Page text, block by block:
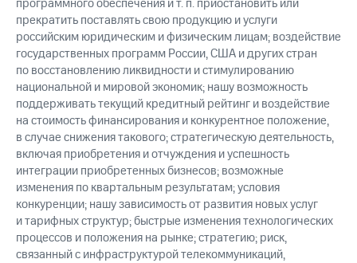
программного обеспечения и т. п. приостановить или
прекратить поставлять свою продукцию и услуги
российским юридическим и физическим лицам; воздействие
государственных программ России, США и других стран
по восстановлению ликвидности и стимулированию
национальной и мировой экономик; нашу возможность
поддерживать текущий кредитный рейтинг и воздействие
на стоимость финансирования и конкурентное положение,
в случае снижения такового; стратегическую деятельность,
включая приобретения и отчуждения и успешность
интеграции приобретенных бизнесов; возможные
изменения по квартальным результатам; условия
конкуренции; нашу зависимость от развития новых услуг
и тарифных структур; быстрые изменения технологических
процессов и положения на рынке; стратегию; риск,
связанный с инфраструктурой телекоммуникаций,